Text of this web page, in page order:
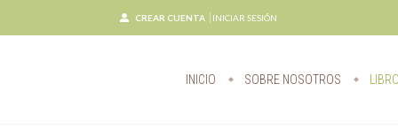
CREAR CUENTA INICIAR SESIÓN
INICIO SOBRE NOSOTROS